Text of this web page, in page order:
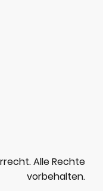
Alle Rechte
vorbehalten.